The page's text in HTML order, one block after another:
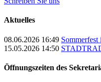
Aktuelles
08.06.2026 16:49
15.05.2026 14:50
Öffnungszeiten des